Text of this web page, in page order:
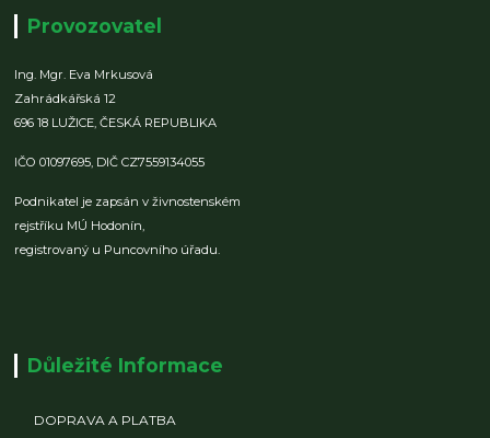
Provozovatel
Ing. Mgr. Eva Mrkusová
Zahrádkářská 12
696 18 LUŽICE,ČESKÁ REPUBLIKA
IČO 01097695, DIČ CZ7559134055
Podnikatel je zapsán v živnostenském
rejstříku MÚ Hodonín,
registrovaný u Puncovního úřadu.
Důležité Informace
DOPRAVA A PLATBA